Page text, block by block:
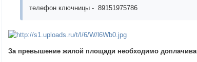
телефон ключницы - 89151975786
За превышение жилой площади необходимо